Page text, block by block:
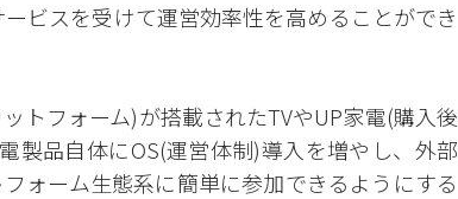
ビスを受けて運営効率性を高めることができ
トフォーム)が搭載されたTVやUP家電(購入後
製品自体にOS(運営体制)導入を増やし、外部
ォーム生態系に簡単に参加できるようにする